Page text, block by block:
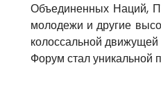
Объединенных Наций,
молодежи и другие
колоссальной
Форум стал уникальной